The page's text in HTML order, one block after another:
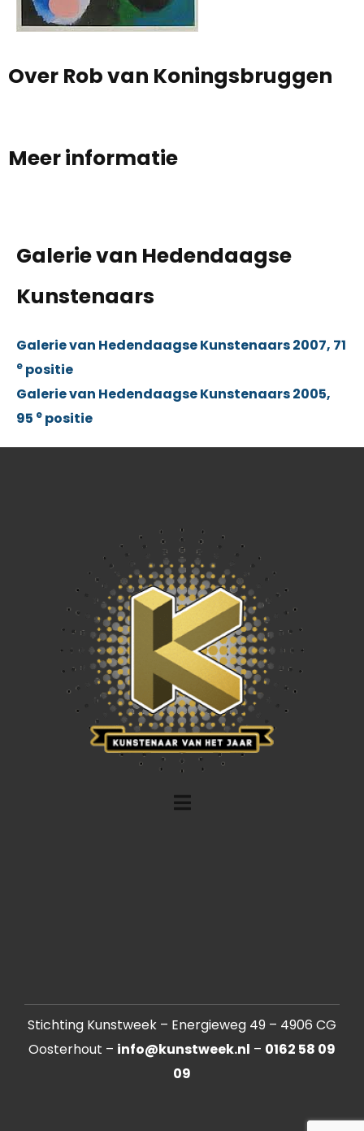
Over Rob van Koningsbruggen
Meer informatie
Galerie van Hedendaagse
Kunstenaars
Galerie van Hedendaagse Kunstenaars 2007, 71
e positie
Galerie van Hedendaagse Kunstenaars 2005,
95 e positie
Stichting Kunstweek – Energieweg 49 – 4906 CG
Oosterhout – info@kunstweek.nl – 0162 58 09
09